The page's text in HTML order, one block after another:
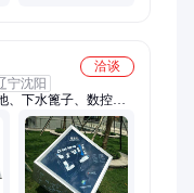
洽谈
宁沈阳
下水篦子、数控折
不锈钢、激光切割、
锈钢小区、不锈钢橱
、不锈钢门框、不锈
钢垃圾箱、厨房整体